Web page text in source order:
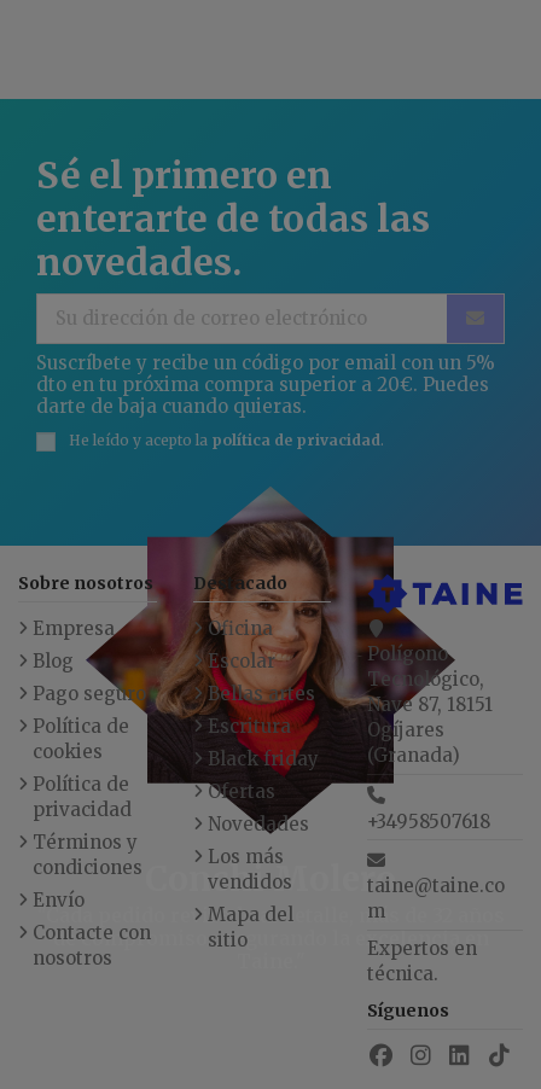
Sé el primero en
enterarte de todas las
novedades.
Suscríbete y recibe un código por email con un 5%
dto en tu próxima compra superior a 20€. Puedes
darte de baja cuando quieras.
He leído y acepto la política de privacidad.
Conchi Molero
"Cada pedido revisado al detalle, más de 32 años
de compromiso asegurando la excelencia en
Sobre nosotros
Empresa
Blog
Pago seguro
Política de
cookies
Política de
privacidad
Términos y
condiciones
Envío
Contacte con
nosotros
Destacado
Oficina
Escolar
Bellas artes
Escritura
Black friday
Ofertas
Novedades
Los más
vendidos
Mapa del
sitio
Polígono
Tecnológico,
Nave 87, 18151
Ogíjares
(Granada)
+34958507618
taine@taine.co
m
Expertos en
técnica.
Síguenos